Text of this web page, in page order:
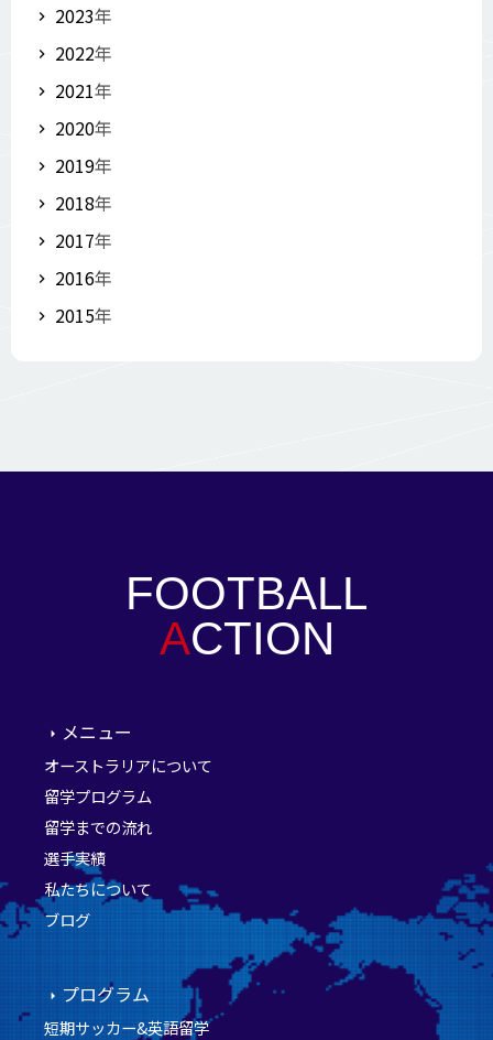
2023年
2022年
2021年
2020年
2019年
2018年
2017年
2016年
2015年
FOOTBALL
ACTION
メニュー
オーストラリアについて
留学プログラム
留学までの流れ
選手実績
私たちについて
ブログ
プログラム
短期サッカー&英語留学